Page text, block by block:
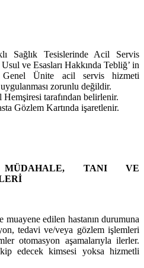
Sağlık Tesislerinde Acil Servis
ve Esasları Hakkında Tebliğ’ in
Ünite acil servis hizmeti
zorunlu değildir.
Hemşiresi tarafından belirlenir.
Gözlem Kartında işaretlenir.
MÜDAHALE, TANI VE
muayene edilen hastanın durumuna
tedavi ve/veya gözlem işlemleri
otomasyon aşamalarıyla ilerler.
edecek kimsesi yoksa hizmetli